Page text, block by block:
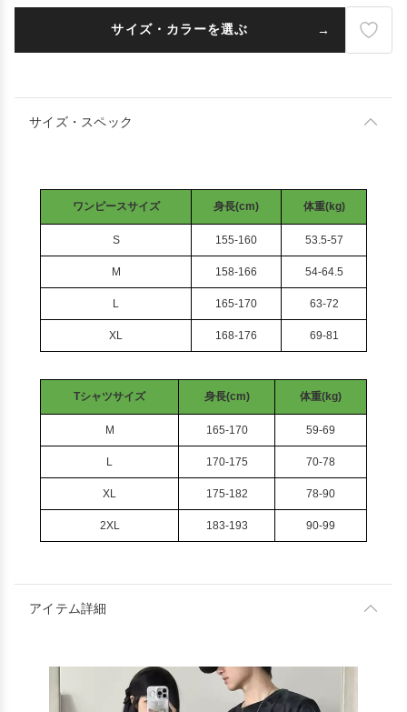
サイズ・カラーを選ぶ
サイズ・スペック
ワンピースサイズ 身長(cm) 体重(kg)
S 155-160 53.5-57
M 158-166 54-64.5
L 165-170 63-72
XL 168-176 69-81
Tシャツサイズ 身長(cm) 体重(kg)
M 165-170 59-69
L 170-175 70-78
XL 175-182 78-90
2XL 183-193 90-99
アイテム詳細